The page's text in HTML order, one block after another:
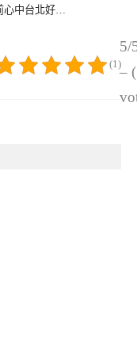
心中台北好…
5/
–
(1)